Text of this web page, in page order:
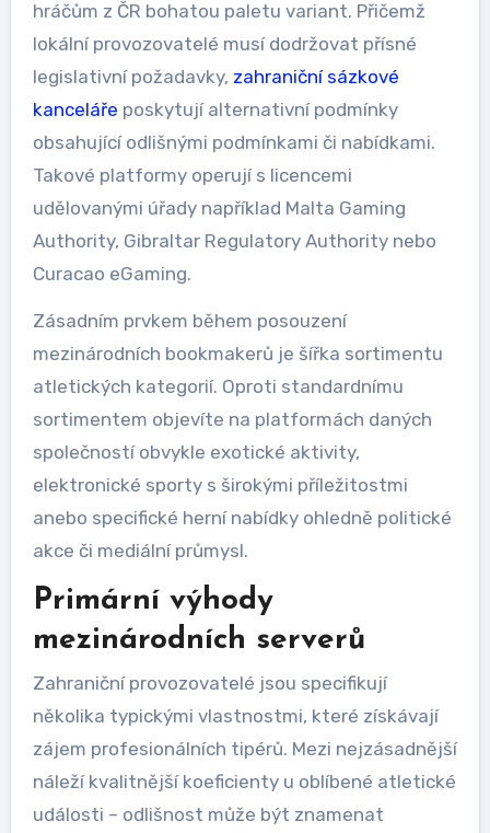
hráčům z ČR bohatou paletu variant. Přičemž
lokální provozovatelé musí dodržovat přísné
legislativní požadavky, zahraniční sázkové
kanceláře poskytují alternativní podmínky
obsahující odlišnými podmínkami či nabídkami.
Takové platformy operují s licencemi
udělovanými úřady například Malta Gaming
Authority, Gibraltar Regulatory Authority nebo
Curacao eGaming.
Zásadním prvkem během posouzení
mezinárodních bookmakerů je šířka sortimentu
atletických kategorií. Oproti standardnímu
sortimentem objevíte na platformách daných
společností obvykle exotické aktivity,
elektronické sporty s širokými příležitostmi
anebo specifické herní nabídky ohledně politické
akce či mediální průmysl.
Primární výhody
mezinárodních serverů
Zahraniční provozovatelé jsou specifikují
několika typickými vlastnostmi, které získávají
zájem profesionálních tipérů. Mezi nejzásadnější
náleží kvalitnější koeficienty u oblíbené atletické
události – odlišnost může být znamenat